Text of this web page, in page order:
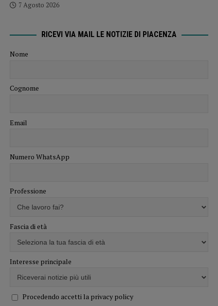
7 Agosto 2026
RICEVI VIA MAIL LE NOTIZIE DI PIACENZA
Nome
Cognome
Email
Numero WhatsApp
Professione
Fascia di età
Interesse principale
Procedendo accetti la privacy policy